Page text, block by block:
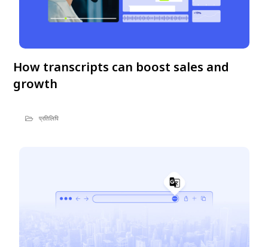
How transcripts can boost sales and
growth
प्रतिलिपि